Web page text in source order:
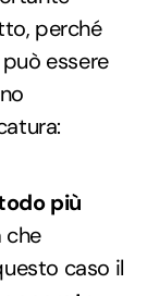
perché
essere
più
che
caso il